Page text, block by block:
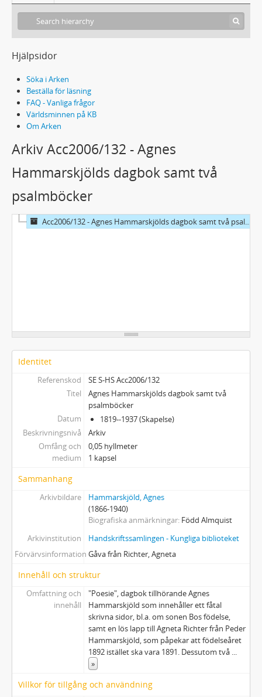
Hjälpsidor
Söka i Arken
Beställa för läsning
FAQ - Vanliga frågor
Världsminnen på KB
Om Arken
Arkiv Acc2006/132 - Agnes
Hammarskjölds dagbok samt två
psalmböcker
Acc2006/132 - Agnes Hammarskjölds dagbok samt två psalmböcker
Identitet
Referenskod
SE S-HS Acc2006/132
Titel
Agnes Hammarskjölds dagbok samt två
psalmböcker
Datum
1819--1937 (Skapelse)
Beskrivningsnivå
Arkiv
Omfång och
medium
0,05 hyllmeter
1 kapsel
Sammanhang
Arkivbildare
Hammarskjöld, Agnes
(1866-1940)
Biografiska anmärkningar Född Almquist
Arkivinstitution
Handskriftssamlingen - Kungliga biblioteket
Förvärvsinformation Gåva från Richter, Agneta
Innehåll och struktur
Omfattning och
innehåll
"Poesie", dagbok tillhörande Agnes
Hammarskjöld som innehåller ett fåtal
skrivna sidor, bl.a. om sonen Bos födelse,
samt en lös lapp till Agneta Richter från Peder
Hammarskjöld, som påpekar att födelseåret
1892 istället ska vara 1891. Dessutom två ...
»
Villkor för tillgång och användning